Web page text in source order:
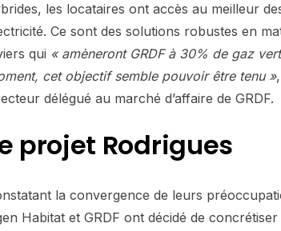
les locataires ont accès au meilleur
Ce sont des solutions robustes en
qui « amèneront GRDF à 30% de gaz
cet objectif semble pouvoir être tenu »
délégué au marché d’affaire de GRDF.
projet Rodrigues
la convergence de leurs
Habitat et GRDF ont décidé de